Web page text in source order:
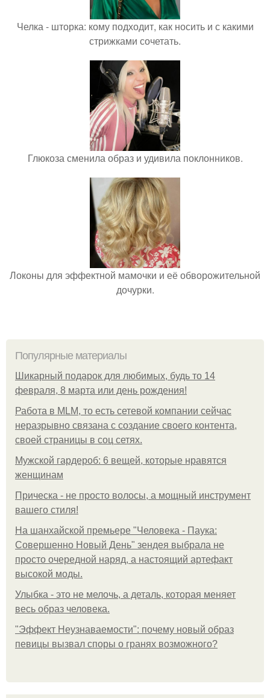
Челка - шторка: кому подходит, как носить и с какими
стрижками сочетать.
Глюкоза сменила образ и удивила поклонников.
Локоны для эффектной мамочки и её обворожительной
дочурки.
Популярные материалы
Шикарный подарок для любимых, будь то 14
февраля, 8 марта или день рождения!
Работа в MLM, то есть сетевой компании сейчас
неразрывно связана с создание своего контента,
своей страницы в соц сетях.
Мужской гардероб: 6 вещей, которые нравятся
женщинам
Прическа - не просто волосы, а мощный инструмент
вашего стиля!
На шанхайской премьере "Человека - Паука:
Совершенно Новый День" зендея выбрала не
просто очередной наряд, а настоящий артефакт
высокой моды.
Улыбка - это не мелочь, а деталь, которая меняет
весь образ человека.
"Эффект Неузнаваемости": почему новый образ
певицы вызвал споры о гранях возможного?